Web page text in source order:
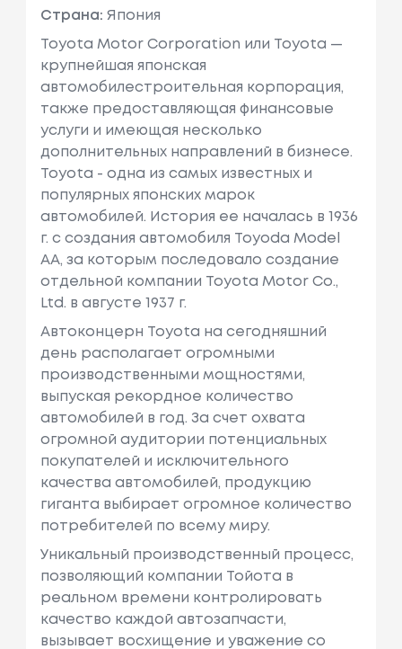
Страна: Япония
Toyota Motor Corporation или Toyota —
крупнейшая японская
автомобилестроительная корпорация,
также предоставляющая финансовые
услуги и имеющая несколько
дополнительных направлений в бизнесе.
Toyota - одна из самых известных и
популярных японских марок
автомобилей. История ее началась в 1936
г. с создания автомобиля Toyoda Model
AA, за которым последовало создание
отдельной компании Toyota Motor Co.,
Ltd. в августе 1937 г.
Автоконцерн Toyota на сегодняшний
день располагает огромными
производственными мощностями,
выпуская рекордное количество
автомобилей в год. За счет охвата
огромной аудитории потенциальных
покупателей и исключительного
качества автомобилей, продукцию
гиганта выбирает огромное количество
потребителей по всему миру.
Уникальный производственный процесс,
позволяющий компании Тойота в
реальном времени контролировать
качество каждой автозапчасти,
вызывает восхищение и уважение со